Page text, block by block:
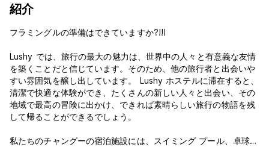
紹介
フラミングルの準備はできていますか?!!!
Lushy では、旅行の最大の魅力は、世界中の人々と有意義な友情
を築くことだと信じています。そのため、他の旅行者と出会いや
すい雰囲気を醸し出しています。 Lushy ホステルに滞在すると、
清潔で快適な体験ができ、たくさんの新しい人々と出会い、その
地域で最高の冒険に出かけ、できれば素晴らしい旅行の物語を残
して帰ることができるでしょう。
私たちのチャングーの宿泊施設には、スイミング プール、卓球